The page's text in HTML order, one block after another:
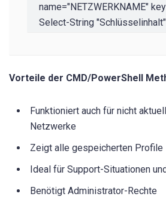
name="NETZWERKNAME"
Select-String "Schlüsselinhalt"
Vorteile der CMD/PowerShell
Funktioniert auch für nicht
Netzwerke
Zeigt alle gespeicherten Profile
Ideal für Support-Situationen
Benötigt Administrator-Rechte